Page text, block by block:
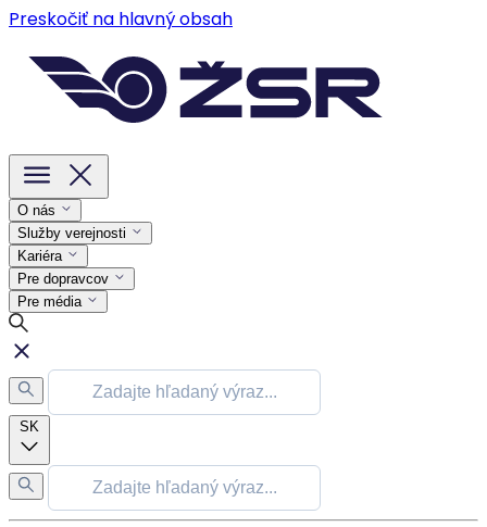
Preskočiť na hlavný obsah
O nás
Služby verejnosti
Kariéra
Pre dopravcov
Pre média
SK